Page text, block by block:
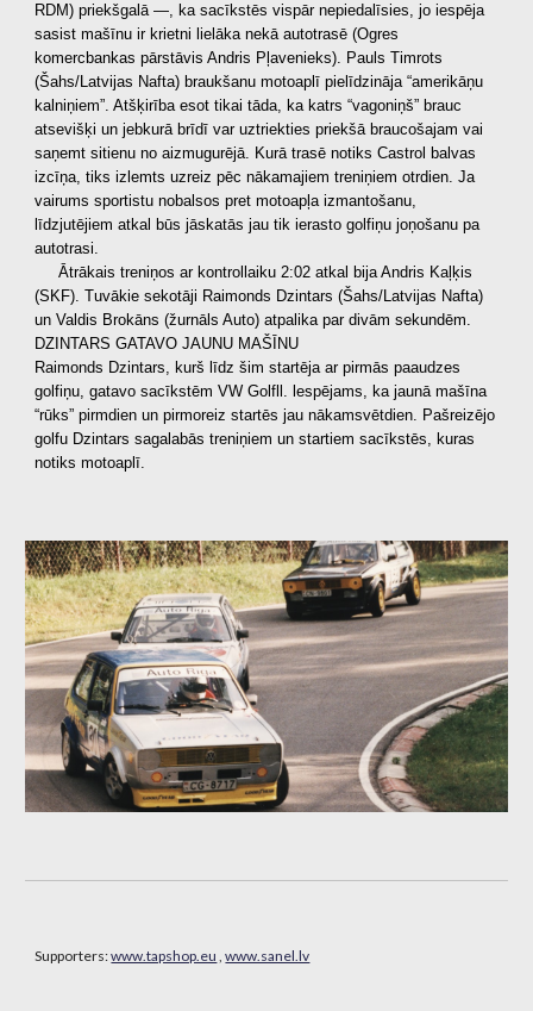
RDM) priekšgalā —, ka sacīkstēs vispār nepiedalīsies, jo iespēja
sasist mašīnu ir krietni lielāka nekā autotrasē (Ogres
komercbankas pārstāvis Andris Pļavenieks). Pauls Timrots
(Šahs/Latvijas Nafta) braukšanu motoaplī pielīdzināja “amerikāņu
kalniņiem”. Atšķirība esot tikai tāda, ka katrs “vagoniņš” brauc
atsevišķi un jebkurā brīdī var uztriekties priekšā braucošajam vai
saņemt sitienu no aizmugurējā. Kurā trasē notiks Castrol balvas
izcīņa, tiks izlemts uzreiz pēc nākamajiem treniņiem otrdien. Ja
vairums sportistu nobalsos pret motoapļa izmantošanu,
līdzjutējiem atkal būs jāskatās jau tik ierasto golfiņu joņošanu pa
autotrasi.
Ātrākais treniņos ar kontrollaiku 2:02 atkal bija Andris Kaļķis
(SKF). Tuvākie sekotāji Raimonds Dzintars (Šahs/Latvijas Nafta)
un Valdis Brokāns (žurnāls Auto) atpalika par divām sekundēm.
DZINTARS GATAVO JAUNU MAŠĪNU
Raimonds Dzintars, kurš līdz šim startēja ar pirmās paaudzes
golfiņu, gatavo sacīkstēm VW Golfll. lespējams, ka jaunā mašīna
“rūks” pirmdien un pirmoreiz startēs jau nākamsvētdien. Pašreizējo
golfu Dzintars sagalabās treniņiem un startiem sacīkstēs, kuras
notiks motoaplī.
Supporters:www.tapshop.eu ,www.sanel.lv